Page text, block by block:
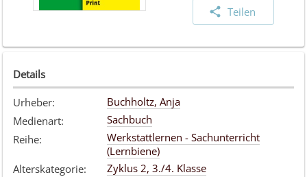
Teilen
Details
Urheber:
Buchholtz, Anja
Medienart:
Sachbuch
Reihe:
Werkstattlernen - Sachunterricht
(Lernbiene)
Alterskategorie: Zyklus 2, 3./4. Klasse